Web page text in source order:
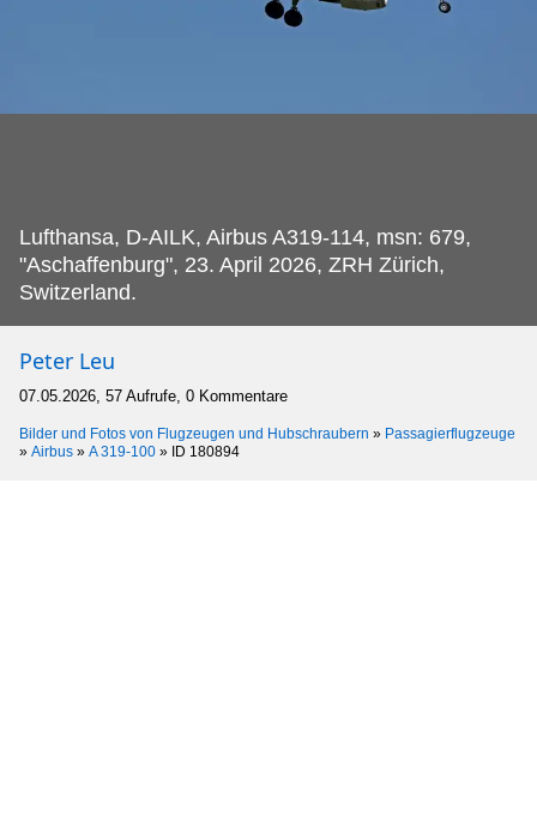
Lufthansa, D-AILK, Airbus A319-114, msn: 679,
"Aschaffenburg", 23. April 2026, ZRH Zürich,
Switzerland.
Peter Leu
07.05.2026, 57 Aufrufe, 0 Kommentare
Bilder und Fotos von Flugzeugen und Hubschraubern » Passagierflugzeuge
» Airbus » A 319-100 » ID 180894